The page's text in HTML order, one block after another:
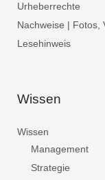
Urheberrechte
Nachweise | Fotos,
Lesehinweis
Wissen
Wissen
Management
Strategie